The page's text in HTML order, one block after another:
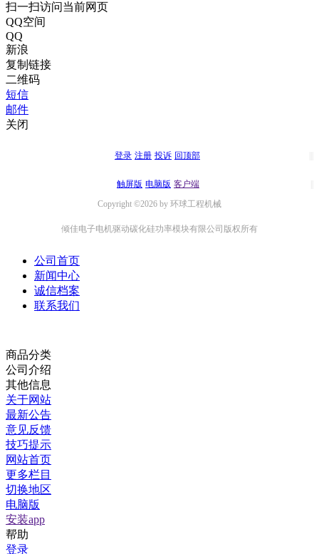
扫一扫访问当前网页
QQ空间
QQ
新浪
复制链接
二维码
短信
邮件
关闭
登录 注册 投诉 回顶部
触屏版 电脑版 客户端
Copyright ©2026 by 环球工程机械
倾佳电子电机驱动碳化硅功率模块有限公司版权所有
公司首页
新闻中心
诚信档案
联系我们
商品分类
公司介绍
其他信息
关于网站
最新公告
意见反馈
技巧提示
网站首页
更多栏目
切换地区
电脑版
安装app
帮助
登录